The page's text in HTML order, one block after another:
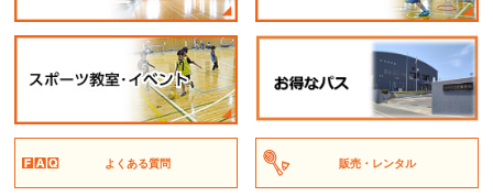
よくある質問 販売・レンタル